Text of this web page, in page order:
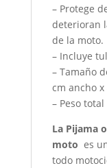
– Protege
deterioran
de la moto.
– Incluye
– Tamaño
cm ancho
– Peso
La Pijama
moto es
todo